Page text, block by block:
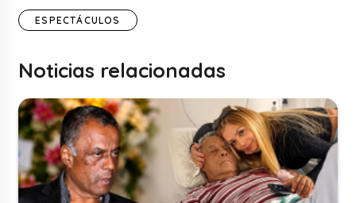
ESPECTÁCULOS
Noticias relacionadas